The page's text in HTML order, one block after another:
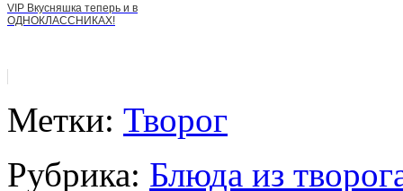
VIP Вкусняшка теперь и в
ОДНОКЛАССНИКАХ!
Метки: Творог
Рубрика: Блюда из